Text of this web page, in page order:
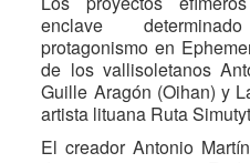
enclave
protagonismo en
de los vallisoletanos
Guille Aragón (Oihan) y
artista lituana Ruta
El creador Antonio